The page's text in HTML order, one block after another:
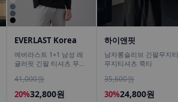
EVERLAST Korea
에버라스트 1+1 남성 레
귤러핏 긴팔 티셔츠 무지
41,000원
20%32,800원
하이앤핏
남자롱슬리브 긴팔무지티
무지티셔츠 쭉티
35,600원
30%24,800원